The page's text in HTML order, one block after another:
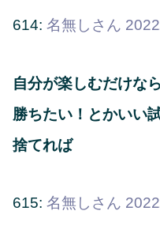
614: 名無しさん
自分が楽しむだけな
勝ちたい！とかいい
捨てれば
615: 名無しさん